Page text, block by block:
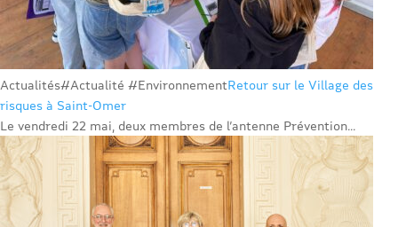
Actualités#Actualité #EnvironnementRetour sur le Village des
risques à Saint-Omer
Le vendredi 22 mai, deux membres de l’antenne Prévention...